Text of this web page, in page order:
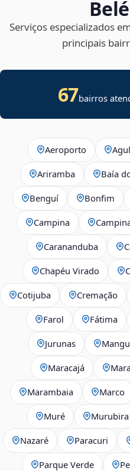
Serviços especializados
principais
67bairros
Aeroporto
Ariramba Baía
Benguí Bonfim
Campina
Carananduba
Chapéu Virado
Cotijuba Cremação
Farol Fátima
Jurunas
Maracajá
Marambaia Marco
Muré Murubira
Nazaré Paracuri
Parque Verde